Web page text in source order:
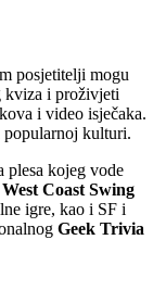
posjetitelji mogu
kviza i proživjeti
i video isječaka.
kulturi.
plesa kojeg vode
West Coast Swing
igre, kao i SF i
Geek Trivia